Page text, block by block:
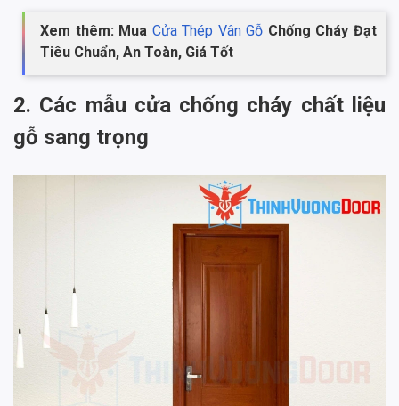
Xem thêm: Mua Cửa Thép Vân Gỗ Chống Cháy Đạt
Tiêu Chuẩn, An Toàn, Giá Tốt
2. Các mẫu cửa chống cháy chất liệu
gỗ sang trọng